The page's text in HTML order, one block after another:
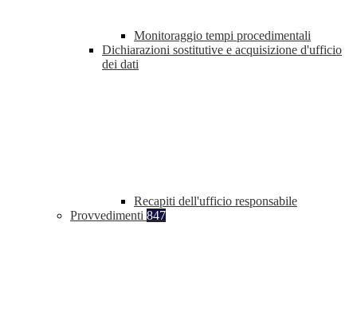
Monitoraggio tempi procedimentali
Dichiarazioni sostitutive e acquisizione d'ufficio
dei dati
Recapiti dell'ufficio responsabile
Provvedimenti 847